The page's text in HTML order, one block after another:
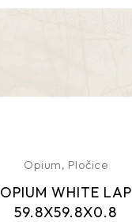
Opium, Pločice
OPIUM WHITE LAP
59.8X59.8X0.8